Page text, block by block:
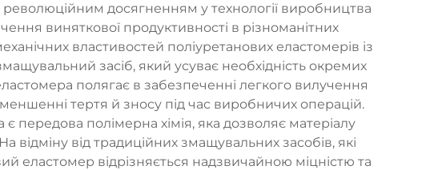
досягненням у технології виробництва
виняткової продуктивності в різноманітних
властивостей поліуретанових еластомерів із
засіб, який усуває необхідність окремих
полягає в забезпеченні легкого вилучення
тертя й зносу під час виробничих операцій.
полімерна хімія, яка дозволяє матеріалу
відміну від традиційних змащувальних засобів, які
еластомер відрізняється надзвичайною міцністю та